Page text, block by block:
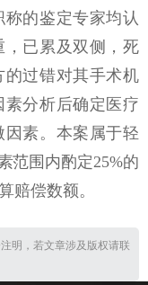
的鉴定专家均认
已累及双侧，死
过错对其手术机
分析后确定医疗
素。本案属于轻
范围内酌定25%的
赔偿数额。
明，若文章涉及版权请联